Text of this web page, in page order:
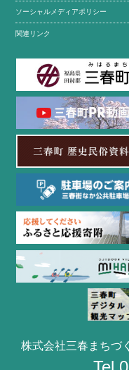
ソーシャルメディアポリシー
関連リンク
株式会社三春まちづ